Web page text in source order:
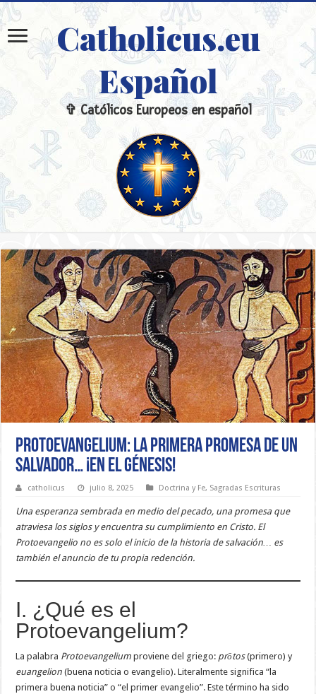
Catholicus.eu
Español
✞ Católicos Europeos en español
Protoevangelium: La primera promesa de un
Salvador… ¡en el Génesis!
catholicus julio 8, 2025 Doctrina y Fe, Sagradas Escrituras
Una esperanza sembrada en medio del pecado, una promesa que
atraviesa los siglos y encuentra su cumplimiento en Cristo. El
Protoevangelio no es solo el inicio de la historia de salvación… es
también el anuncio de tu propia redención.
I. ¿Qué es el
Protoevangelium?
La palabra Protoevangelium proviene del griego: prōtos(primero) y
euangelion (buena noticia o evangelio). Literalmente significa “la
primera buena noticia” o “el primer evangelio”. Este término ha sido